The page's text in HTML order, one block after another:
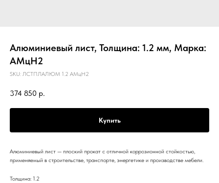
Алюминиевый лист, Толщина: 1.2 мм, Марка:
АМцН2
SKU: ЛСТПЛАЛЮМ 1.2 АМцН2
374 850 р.
Купить
Алюминиевый лист — плоский прокат с отличной коррозионной стойкостью,
применяемый в строительстве, транспорте, энергетике и производстве мебели.
Толщина: 1.2